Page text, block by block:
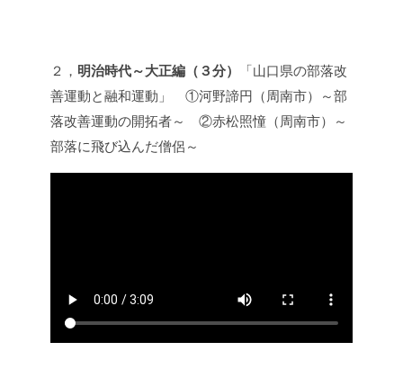
２， 明治時代～大正編（３分）
「山口県の部落改
善運動と融和運動」
①河野諦円（周南市）～部
落改善運動の開拓者～
②赤松照憧（周南市）～
部落に飛び込んだ僧侶～